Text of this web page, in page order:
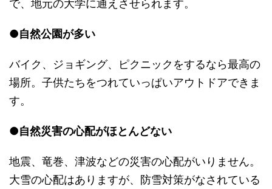
で、地元の大学に通えさせられます。
●自然公園が多い
バイク、ジョギング、ピクニックをするなら最高の
場所。子供たちをつれていっぱいアウトドアできま
す。
●自然災害の心配がほとんどない
地震、竜巻、津波などの災害の心配がいりません。
大雪の心配はありますが、防雪対策がなされている